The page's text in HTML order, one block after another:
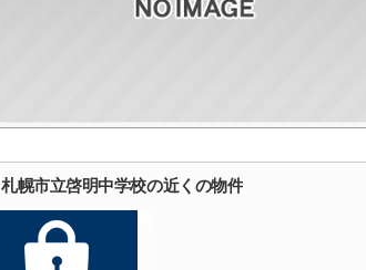
札幌市立啓明中学校の近くの物件